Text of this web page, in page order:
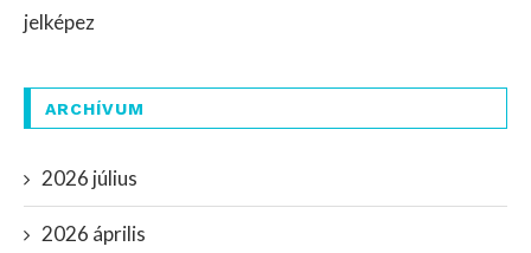
jelképez
ARCHÍVUM
2026 július
2026 április